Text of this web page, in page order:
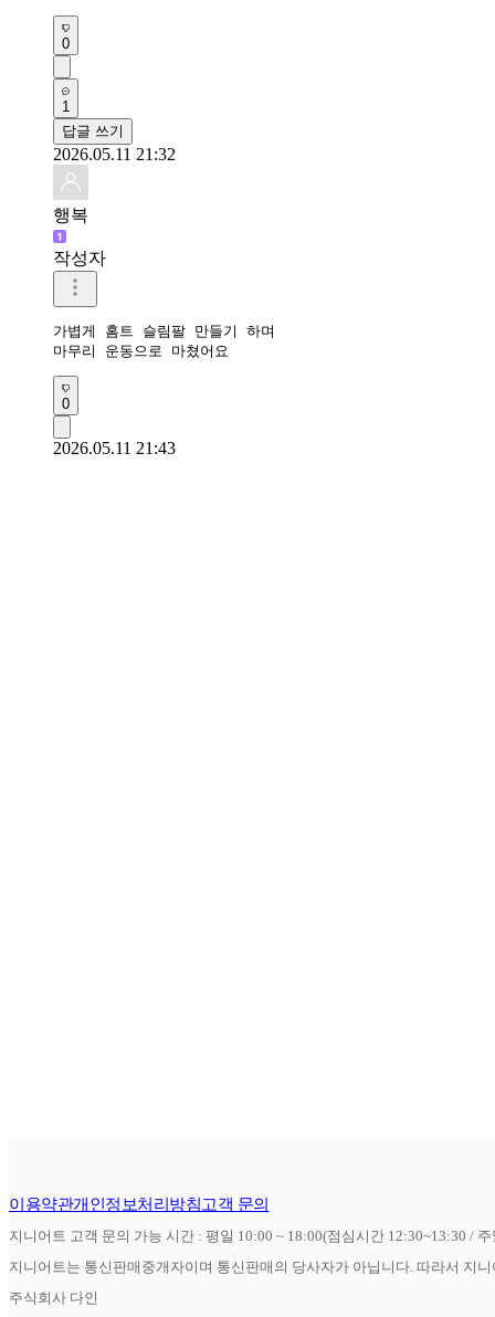
0
1
답글 쓰기
2026.05.11 21:32
행복
작성자
가볍게 홈트 슬림팔 만들기 하며
마무리 운동으로 마쳤어요
0
2026.05.11 21:43
이용약관개인정보처리방침고객 문의
지니어트 고객 문의 가능 시간 : 평일 10:00 ~ 18:00(점심시간 12:30~13:30 /
지니어트는 통신판매중개자이며 통신판매의 당사자가 아닙니다. 따라서 지
주식회사 다인